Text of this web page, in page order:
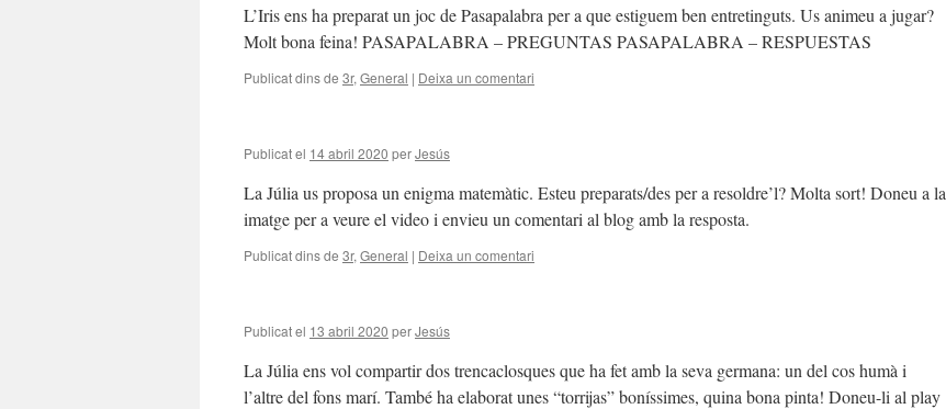
L’Iris ens ha preparat un joc de Pasapalabra per a que estiguem ben entretinguts. Us animeu a jugar?
Molt bona feina! PASAPALABRA – PREGUNTAS PASAPALABRA – RESPUESTAS
Publicat dins de 3r, General | Deixa un comentari
Publicat el 14 abril 2020 perJesús
La Júlia us proposa un enigma matemàtic. Esteu preparats/des per a resoldre’l? Molta sort! Doneu a la
imatge per a veure el video i envieu un comentari al blog amb la resposta.
Publicat dins de 3r, General | Deixa un comentari
Publicat el 13 abril 2020 perJesús
La Júlia ens vol compartir dos trencaclosques que ha fet amb la seva germana: un del cos humà i
l’altre del fons marí. També ha elaborat unes “torrijas” boníssimes, quina bona pinta! Doneu-li al play